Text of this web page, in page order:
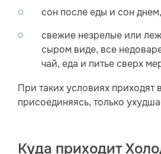
сон после еды и сон
свежие незрелые или
сыром виде, все
чай, еда и питье сверх
При таких условиях
присоединяясь, только
Куда приходит